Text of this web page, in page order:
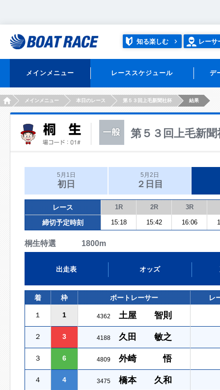
知る楽しむ レーサ
メインメニュー レーススケジュール デ
HOMEメインメニュー 本日のレース 第５３回上毛新聞社杯 結果
第５３回上毛新聞
5月1日
初日
5月2日
２日目
レース 1R 2R 3R
締切予定時刻 15:18 15:42 16:06
桐生特選 1800m
出走表 オッズ
着 枠 ボートレーサー レ
１ 1 4362 土屋 智則
２ 3 4188 久田 敏之
３ 6 4809 外崎 悟
４ 4 3475 橋本 久和